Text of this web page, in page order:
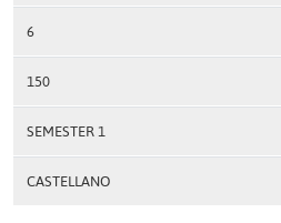
6
150
SEMESTER 1
CASTELLANO